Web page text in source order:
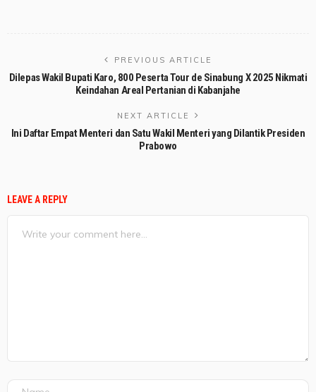
PREVIOUS ARTICLE
Dilepas Wakil Bupati Karo, 800 Peserta Tour de Sinabung X 2025 Nikmati
Keindahan Areal Pertanian di Kabanjahe
NEXT ARTICLE
Ini Daftar Empat Menteri dan Satu Wakil Menteri yang Dilantik Presiden
Prabowo
LEAVE A REPLY